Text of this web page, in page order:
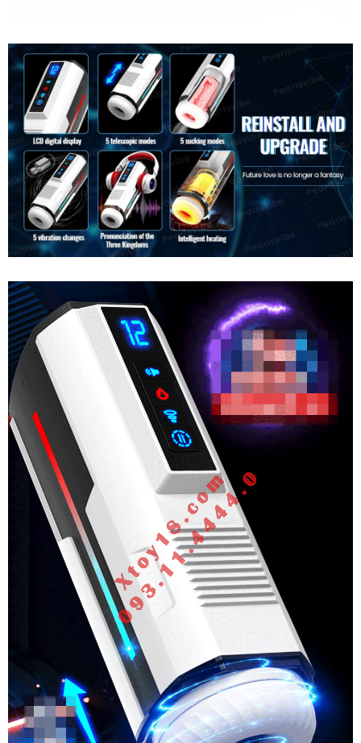
Âm
Đạo
Cao
Cấp
Ji
Yu
Ares
Rung
Thụt
Mút
Co
Bóp
Chức
Năng
Âm
Đạo
Giả
Cao
Cấp
Ji
Rung
Thụt
Mút
Co
Bóp